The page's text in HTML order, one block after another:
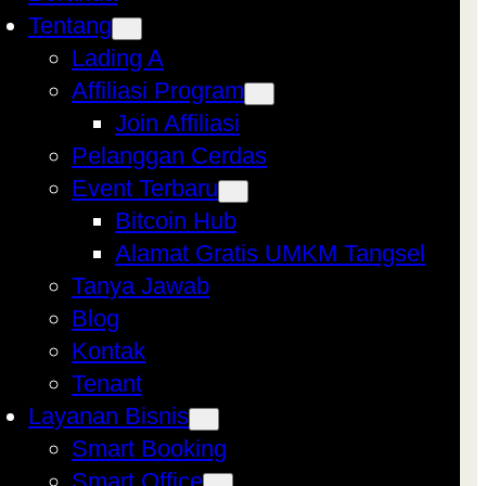
Tentang
Lading A
Affiliasi Program
Join Affiliasi
Pelanggan Cerdas
Event Terbaru
Bitcoin Hub
Alamat Gratis UMKM Tangsel
Tanya Jawab
Blog
Kontak
Tenant
Layanan Bisnis
Smart Booking